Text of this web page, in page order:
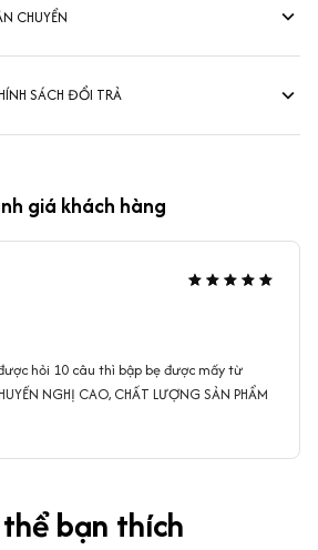
CHUYỂN
SÁCH ĐỔI TRẢ
giá khách hàng
hỏi 10 câu thì bập bẹ được mấy từ
NGHỊ CAO, CHẤT LƯỢNG SẢN PHẨM
bạn thích